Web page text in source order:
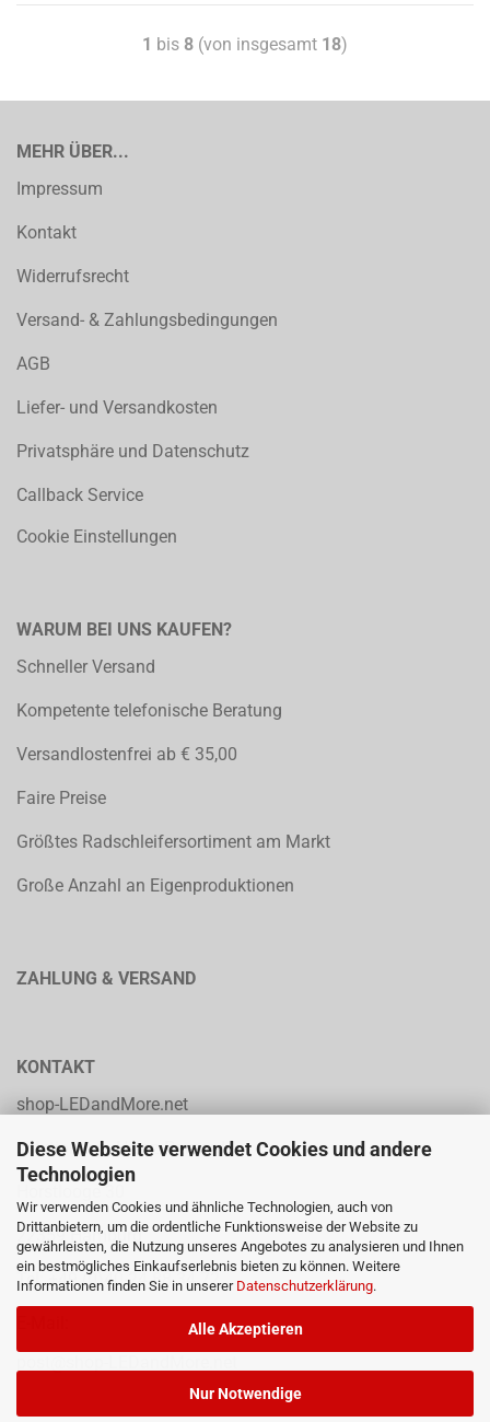
Diese Webseite verwendet Cookies und andere
Technologien
Wir verwenden Cookies und ähnliche Technologien, auch von
Drittanbietern, um die ordentliche Funktionsweise der Website zu
gewährleisten, die Nutzung unseres Angebotes zu analysieren und Ihnen
ein bestmögliches Einkaufserlebnis bieten zu können. Weitere
Informationen finden Sie in unserer Datenschutzerklärung.
Alle Akzeptieren
Nur Notwendige
1 bis 8 (von insgesamt 18)
MEHR ÜBER...
Impressum
Kontakt
Widerrufsrecht
Versand- & Zahlungsbedingungen
AGB
Liefer- und Versandkosten
Privatsphäre und Datenschutz
Callback Service
Cookie Einstellungen
WARUM BEI UNS KAUFEN?
Schneller Versand
Kompetente telefonische Beratung
Versandlostenfrei ab € 35,00
Faire Preise
Größtes Radschleifersortiment am Markt
Große Anzahl an Eigenproduktionen
ZAHLUNG & VERSAND
KONTAKT
shop-LEDandMore.net
solution p.p. Heinz Parpard
Horstlooge 30
22359 Hamburg
Tel: +49 (0)40-24 88 34 72